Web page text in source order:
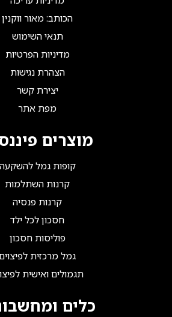
הכותב: מאור ווקנין
תנאי השימוש
מדיניות הפרטיות
הצהרת נגישות
יצירת קשר
מפת אתר
מוצרים
קופות גמל להשקעה
קרנות השתלמות
קרנות פנסיה
חסכון לכל ילד
פוליסות חסכון
גמל מרכזית
תגמולים ואישית
כלים